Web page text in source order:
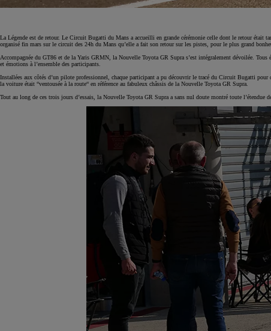
La Légende est de retour. Le Circuit Bugatti du Mans a accueilli en grande cérémonie celle dont le retour était
organisé fin mars sur le circuit des 24h du Mans qu’elle a fait son retour sur les pistes, pour le plus grand
Accompagnée du GT86 et de la Yaris GRMN, la Nouvelle Toyota GR Supra s’est intégralement dévoilée.
et émotions à l’ensemble des participants.
Installées aux côtés d’un pilote professionnel, chaque participant a pu découvrir le tracé du Circuit Bugatti
la voiture était “ventousée à la route“ en référence au fabuleux châssis de la Nouvelle Toyota GR Supra.
Tout au long de ces trois jours d’essais, la Nouvelle Toyota GR Supra a sans nul doute montré toute l’étendue